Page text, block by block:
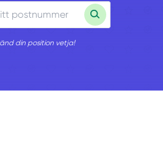
din position vetja!